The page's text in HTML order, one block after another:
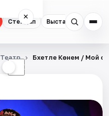
Стендап Выставки
×
☾
Театр Бәхетле Көнем / Мой